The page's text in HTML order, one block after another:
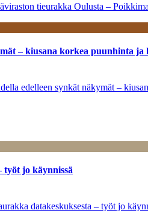
tieurakka Oulusta –
– kiusana korkea puunhinta ja
edelleen synkät näkymät –
jo käynnissä
datakeskuksesta – työt jo